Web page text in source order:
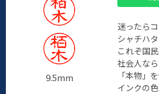
9.5mm
迷ったらコ
シャチハ
これぞ国
社会人な
「本物」
インクの色